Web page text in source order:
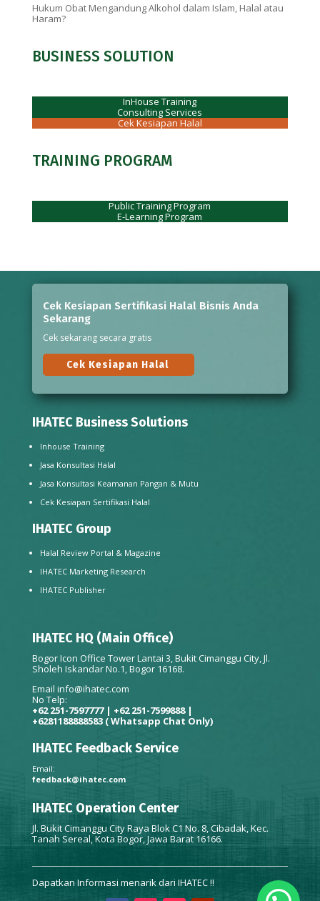
Hukum Obat Mengandung Alkohol dalam Islam, Halal atau
Haram?
BUSINESS SOLUTION
InHouse Training
Consulting Services
Cek Kesiapan Halal
TRAINING PROGRAM
Public Training Program
E-Learning Program
Cek Kesiapan Sertifikasi Halal Bisnis Anda
Sekarang
Cek sekarang secara gratis
Cek Kesiapan Halal
IHATEC Business Solutions
Inhouse Training
Jasa Konsultasi Halal
Jasa Konsultasi Keamanan Pangan & Mutu
Cek Kesiapan Sertifikasi Halal
IHATEC Group
Halal Review Portal & Magazine
IHATEC Marketing Research
IHATEC Publisher
IHATEC HQ (Main Office)
Bogor Icon Office Tower Lantai 3, Bukit Cimanggu City, Jl.
Sholeh Iskandar No.1, Bogor 16168.
Email info@ihatec.com
No Telp:
+62 251-7597777 | +62 251-7599888 |
+6281188888583 ( Whatsapp Chat Only)
IHATEC Feedback Service
Email:
feedback@ihatec.com
IHATEC Operation Center
Jl. Bukit Cimanggu City Raya Blok C1 No. 8, Cibadak, Kec.
Tanah Sereal, Kota Bogor, Jawa Barat 16166.
Dapatkan Informasi menarik dari IHATEC !!